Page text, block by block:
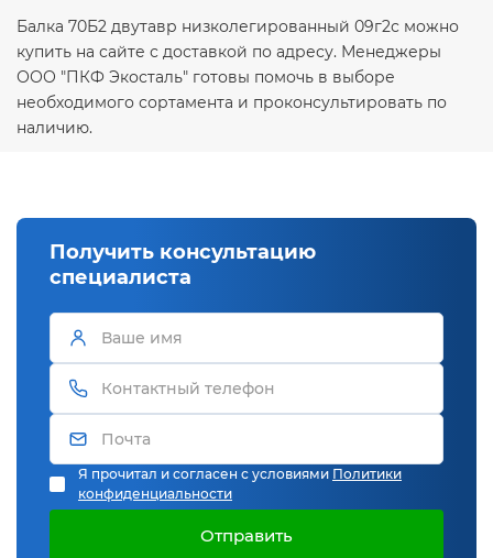
Балка 70Б2 двутавр низколегированный 09г2с можно
купить на сайте с доставкой по адресу. Менеджеры
ООО "ПКФ Экосталь" готовы помочь в выборе
необходимого сортамента и проконсультировать по
наличию.
Получить консультацию
специалиста
Я прочитал и согласен с условиями Политики
конфиденциальности
Отправить